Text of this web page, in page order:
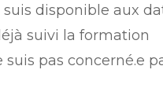
suis disponible aux
suivi la formation
suis pas concerné.e